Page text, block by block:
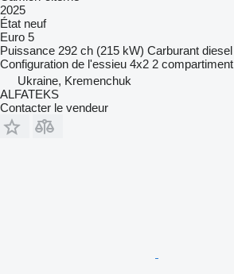
2025
État neuf
Euro 5
Puissance 292 ch (215 kW) Carburant diesel
Configuration de l'essieu 4x2 2 compartiment
Ukraine, Kremenchuk
ALFATEKS
Contacter le vendeur